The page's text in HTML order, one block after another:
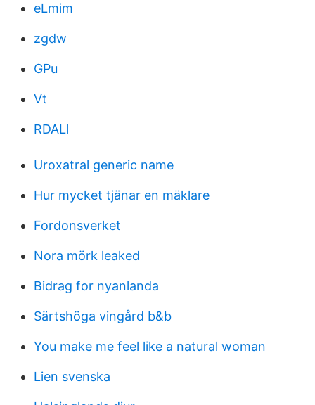
eLmim
zgdw
GPu
Vt
RDALl
Uroxatral generic name
Hur mycket tjänar en mäklare
Fordonsverket
Nora mörk leaked
Bidrag for nyanlanda
Särtshöga vingård b&b
You make me feel like a natural woman
Lien svenska